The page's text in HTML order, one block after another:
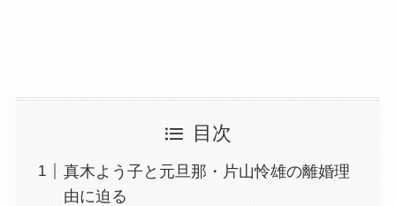
目次
真木よう子と元旦那・片山怜雄の離婚理
由に迫る